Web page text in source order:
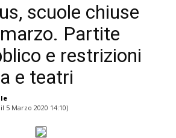
scuole chiuse
Partite
e restrizioni
e teatri
5 Marzo 2020 14:10)